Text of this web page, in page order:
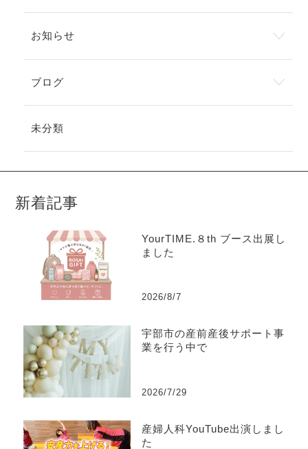
お知らせ
ブログ
未分類
新着記事
YourTIME.８th ブース出展し
ました
2026/8/7
宇部市の産前産後サポート事
業を行う中で
2026/7/29
産婦人科YouTube出演しまし
た